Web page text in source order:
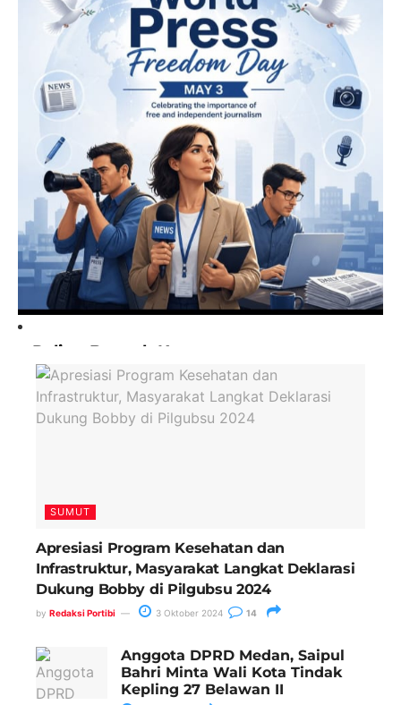
Paling Banyak Komentar
SUMUT
Apresiasi Program Kesehatan dan
Infrastruktur, Masyarakat Langkat Deklarasi
Dukung Bobby di Pilgubsu 2024
by Redaksi Portibi 3 Oktober 2024 14
Anggota DPRD Medan, Saipul
Bahri Minta Wali Kota Tindak
Kepling 27 Belawan II